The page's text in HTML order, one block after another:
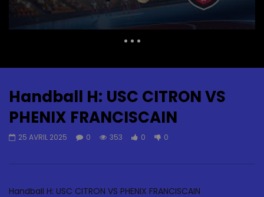
Handball H: USC CITRON VS
PHENIX FRANCISCAIN
25 AVRIL 2025 0 353 0 0
Handball H: USC CITRON VS PHENIX FRANCISCAIN